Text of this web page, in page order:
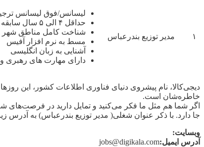
مدیر توزیع بندرعباس
لیسانس/فوق لیسانس
حداقل ۴ الی ۵ سال سابقه کار در زمینه لجستیک و برنامه ریزی (حمل و نقل،پخش و توزیع)
شناخت کامل مناطق شهر
مسط به نرم افزار آفیس
آشنایی به زبان انگلیسی
دارای مهارت های رهبری
دیجی‌کالا، نام پیشروی دنیای فناوری اطلاعات کشور، این
خاطره‌شان است.
اگر شما هم مثل ما فکر می‌کنید و تمایل دارید در فرصت‌های
جا دارد. با ذکر عنوان شغلی( مدیر توزیع بندرعباس) به آدرس
وبسایت:
آدرس ایمیل:jobs@digikala.com